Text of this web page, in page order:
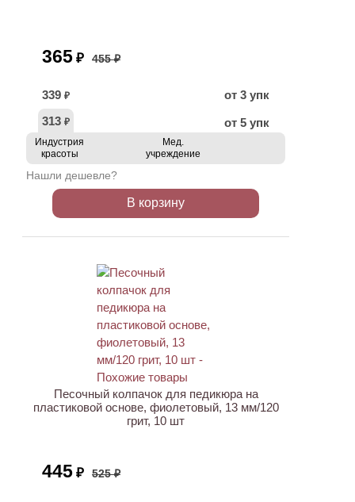
365 ₽ 455 ₽
339 ₽
от 3 упк
313 ₽ от 5 упк
Индустрия
красоты
Мед.
учреждение
Нашли дешевле?
В корзину
Песочный колпачок для педикюра на
пластиковой основе, фиолетовый, 13 мм/120
грит, 10 шт
445 ₽ 525 ₽